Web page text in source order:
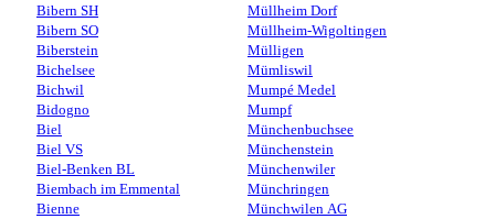
Bibern SH
Bibern SO
Biberstein
Bichelsee
Bichwil
Bidogno
Biel
Biel VS
Biel-Benken BL
Biembach im Emmental
Bienne
Müllheim Dorf
Müllheim-Wigoltingen
Mülligen
Mümliswil
Mumpé Medel
Mumpf
Münchenbuchsee
Münchenstein
Münchenwiler
Münchringen
Münchwilen AG